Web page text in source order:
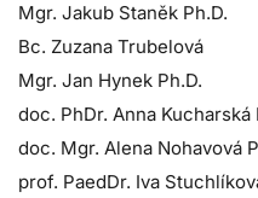
Mgr. Jakub Staněk Ph.D.
Bc. Zuzana Trubelová
Mgr. Jan Hynek Ph.D.
doc. PhDr. Anna Kucharská
doc. Mgr. Alena Nohavová
prof. PaedDr. Iva